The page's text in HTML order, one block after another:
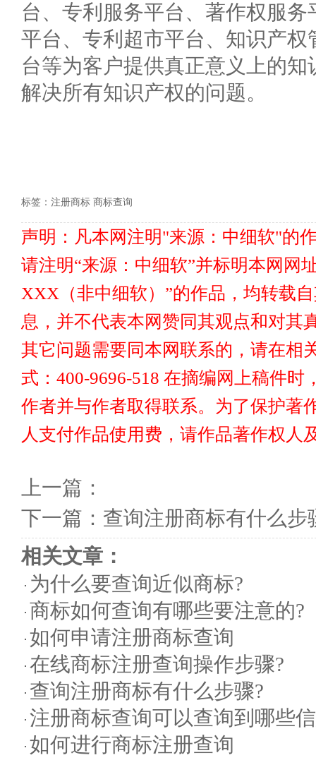
台、专利服务平台、著作权服
平台、专利超市平台、知识产
台等为客户提供真正意义上的
解决所有知识产权的问题。
标签： 注册商标 商标查询
声明：凡本网注明"来源：中细软"的
请注明“来源：中细软”并标明本网网
XXX（非中细软）”的作品，均转载
息，并不代表本网赞同其观点和对其
其它问题需要同本网联系的，请在相
式：400-9696-518 在摘编网上稿件
作者并与作者取得联系。为了保护著
人支付作品使用费，请作品著作权人
上一篇：
下一篇： 查询注册商标有什么步
相关文章：
为什么要查询近似商标?
商标如何查询有哪些要注意的?
如何申请注册商标查询
在线商标注册查询操作步骤?
查询注册商标有什么步骤?
注册商标查询可以查询到哪些
如何进行商标注册查询